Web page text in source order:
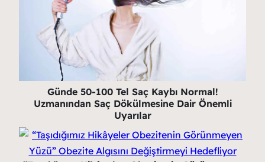
Günde 50-100 Tel Saç Kaybı Normal!
Uzmanından Saç Dökülmesine Dair Önemli
Uyarılar